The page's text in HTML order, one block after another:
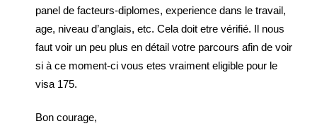
panel de facteurs-diplomes, experience dans le travail,
age, niveau d’anglais, etc. Cela doit etre vérifié. Il nous
faut voir un peu plus en détail votre parcours afin de voir
si à ce moment-ci vous etes vraiment eligible pour le
visa 175.
Bon courage,